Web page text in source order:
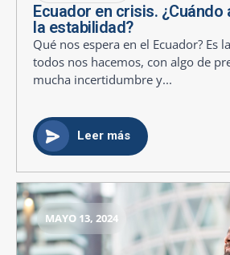
Ecuador en crisis.
la estabilidad?
Qué nos espera en el Ecuador? Es
todos nos hacemos, con algo de
mucha incertidumbre y...
Leer más
MAYO 13, 2024